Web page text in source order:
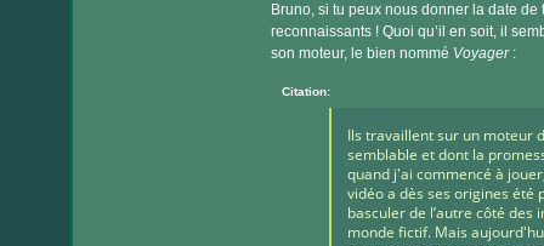
Bruno, si tu peux nous donner la date
reconnaissants ! Quoi qu’il en soit, il
son moteur, le bien nommé Voyager:
Citation:
Ils travaillent sur un moteur
semblable et dont la
quand j'ai commencé à
vidéo a dès ses origines été
basculer de l’autre côté des
monde fictif. Mais